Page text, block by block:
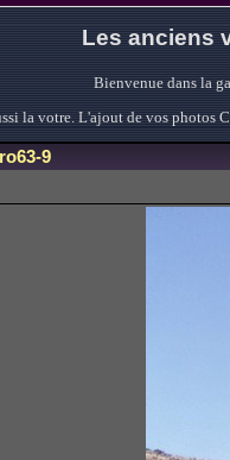
Les anciens
Bienvenue dans la
la votre. L'ajout de vos photos
9